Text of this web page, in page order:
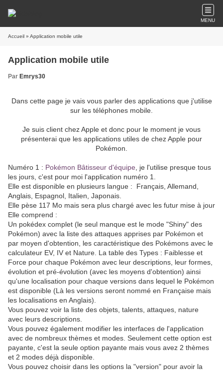
MENU
Accueil » Application mobile utile
Application mobile utile
Par Emrys30
Dans cette page je vais vous parler des applications que j'utilise
sur les téléphones mobile.
Je suis client chez Apple et donc pour le moment je vous
présenterai que les applications utiles de chez Apple pour
Pokémon.
Numéro 1 : Pokémon Bâtisseur d'équipe , je l'utilise presque tous
les jours, c'est pour moi l'application numéro 1.
Elle est disponible en plusieurs langue :
Français, Allemand,
Anglais, Espagnol, Italien, Japonais.
Elle pèse 117 Mo mais sera plus chargé avec les futur mise à jour
Elle comprend :
Un pokédex complet (le seul manque est le mode "Shiny" des
Pokémon) avec la liste des attaques apprises par Pokémon et
par moyen d'obtention, les caractéristique des Pokémons avec le
calculateur EV, IV et Nature. La table des Types : Faiblesse et
Force pour chaque Pokémon avec leur descriptions, leur formes,
évolution et pré-évolution (avec les moyens d'obtention) ainsi
qu'une localisation pour chaque versions dans lequel le Pokémon
est disponible (Là les versions seront nommé en Française mais
les localisations en Anglais).
Vous pouvez voir la liste des objets, talents, attaques, nature
avec leurs descriptions.
Vous pouvez également modifier les interfaces de l'application
avec de nombreux thèmes et modes. Seulement cette option est
payante, c'est la seule option payante mais vous avez 2 thèmes
et 2 modes déjà disponible.
Vous pouvez choisir dans les options la "version" pour avoir la